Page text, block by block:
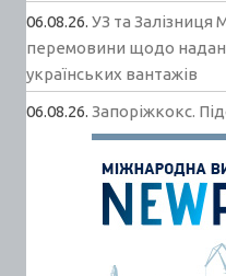
06.08.26. УЗ та
перемовини щодо
українських вантажів
06.08.26. Запоріжкокс.